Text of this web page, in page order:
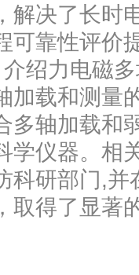
解决了长时
可靠性评价
绍力电磁
加载和测量
多轴加载和
学仪器。相
科研部门,
取得了显著